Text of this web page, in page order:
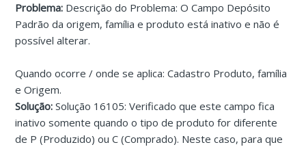
Problema: Descrição do Problema: O Campo Depósito
Padrão da origem, família e produto está inativo e não é
possível alterar.
Quando ocorre / onde se aplica: Cadastro Produto, família
e Origem.
Solução:Solução 16105: Verificado que este campo fica
inativo somente quando o tipo de produto for diferente
de P (Produzido) ou C (Comprado). Neste caso, para que